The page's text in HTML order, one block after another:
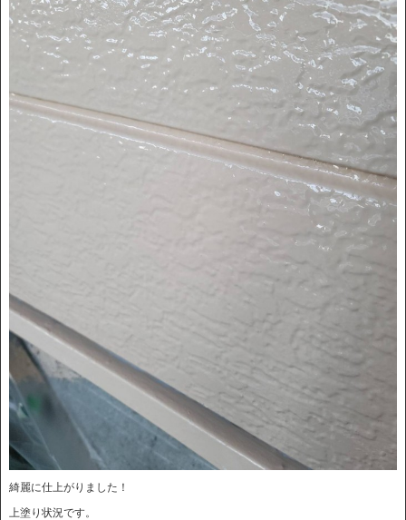
綺麗に仕上がりました！
上塗り状況です。